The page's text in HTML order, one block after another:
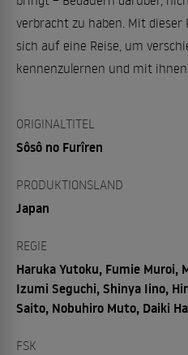
verbracht zu haben. Mit dieser
sich auf eine Reise, um
kennenzulernen und mit
ORIGINALTITEL
Sôsô no Furîren
PRODUKTIONSLAND
Japan
REGIE
Haruka Yutoku, Fumie Muroi,
Izumi Seguchi, Shinya Iino,
Saito, Nobuhiro Muto, Daiki
FSK